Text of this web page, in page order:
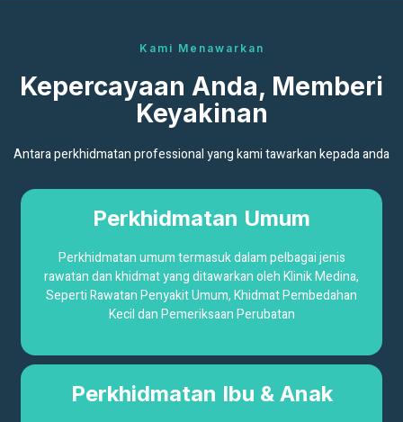
Kami Menawarkan
Kepercayaan Anda, Memberi
Keyakinan
Antara perkhidmatan professional yang kami tawarkan kepada anda
Perkhidmatan Umum
Perkhidmatan umum termasuk dalam pelbagai jenis
rawatan dan khidmat yang ditawarkan oleh Klinik Medina,
Seperti Rawatan Penyakit Umum, Khidmat Pembedahan
Kecil dan Pemeriksaan Perubatan
Perkhidmatan Ibu & Anak